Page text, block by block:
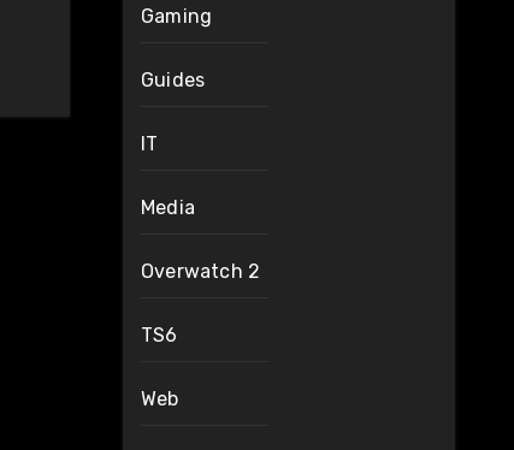
Gaming
Guides
IT
Media
Overwatch 2
TS6
Web